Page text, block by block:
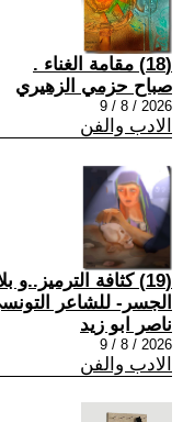
(18) مقامة الغناء .
صباح حزمي الزهيري
2026 / 8 / 9
الادب والفن
(19) كثافة
الجسر- للشاعر
ناصر ابو زيد
2026 / 8 / 9
الادب والفن